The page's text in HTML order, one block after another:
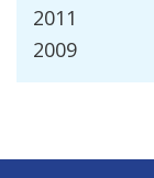
2011
2009